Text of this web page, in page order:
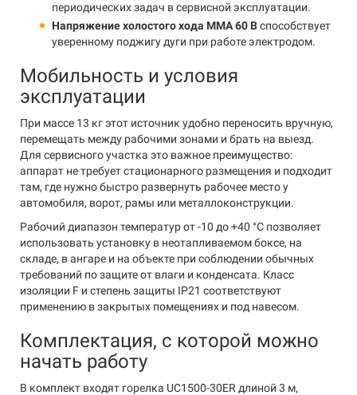
периодических задач в сервисной эксплуатации.
Напряжение холостого хода MMA 60 Вспособствует
уверенному поджигу дуги при работе электродом.
Мобильность и условия
эксплуатации
При массе 13 кг этот источник удобно переносить вручную,
перемещать между рабочими зонами и брать на выезд.
Для сервисного участка это важное преимущество:
аппарат не требует стационарного размещения и подходит
там, где нужно быстро развернуть рабочее место у
автомобиля, ворот, рамы или металлоконструкции.
Рабочий диапазон температур от -10 до +40 °C позволяет
использовать установку в неотапливаемом боксе, на
складе, в ангаре и на объекте при соблюдении обычных
требований по защите от влаги и конденсата. Класс
изоляции F и степень защиты IP21 соответствуют
применению в закрытых помещениях и под навесом.
Комплектация, с которой можно
начать работу
В комплект входят горелка UC1500-30ER длиной 3 м,